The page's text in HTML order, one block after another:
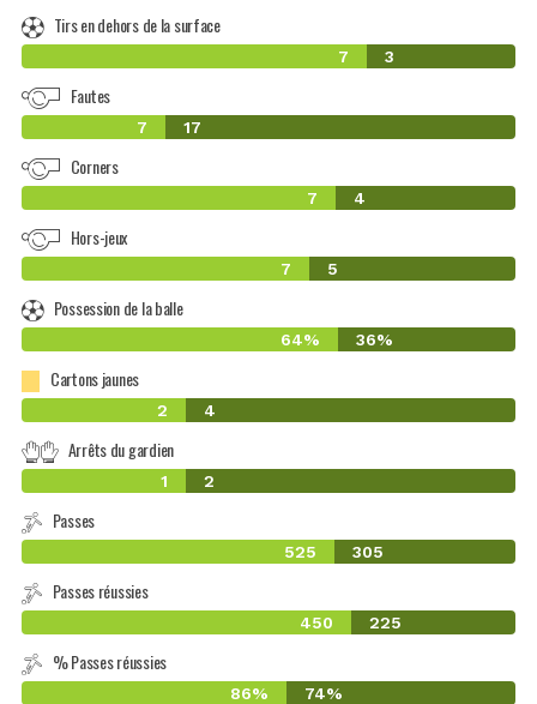
Tirs en dehors de la surface
7 3
Fautes
7 17
Corners
7 4
Hors-jeux
7 5
Possession de la balle
64% 36%
Cartons jaunes
2 4
Arrêts du gardien
1 2
Passes
525 305
Passes réussies
450 225
% Passes réussies
86% 74%